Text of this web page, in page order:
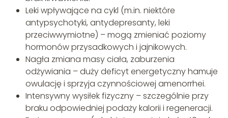
Leki wpływające na cykl (m.in. niektóre
antypsychotyki, antydepresanty, leki
przeciwwymiotne) – mogą zmieniać poziomy
hormonów przysadkowych i jajnikowych.
Nagła zmiana masy ciała, zaburzenia
odżywiania – duży deficyt energetyczny hamuje
owulację i sprzyja czynnościowej amenorrhei.
Intensywny wysiłek fizyczny – szczególnie przy
braku odpowiedniej podaży kalorii i regeneracji.